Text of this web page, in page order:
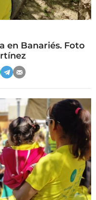
en Banariés. Foto